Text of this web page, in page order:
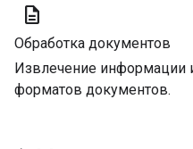
description
Обработка документов
Извлечение информации
форматов документов.